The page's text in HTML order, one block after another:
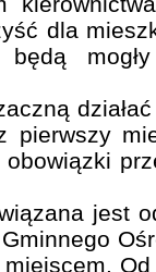
dla
pierwszy
jest